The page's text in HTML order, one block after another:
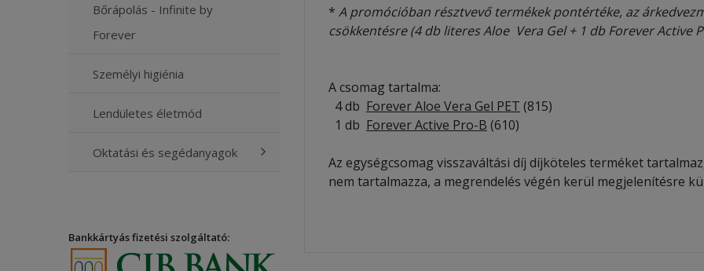
Bőrápolás - Infinite by
Forever
Személyi higiénia
Lendületes életmód
Oktatási és segédanyagok
Bankkártyás fizetési szolgáltató:
* A promócióban résztvevő termékek pontértéke, az
csökkentésre (4 db literes Aloe Vera Gel + 1 db Forever Active
A csomag tartalma:
4 db Forever Aloe Vera Gel PET (815)
1 db Forever Active Pro-B (610)
Az egységcsomag visszaváltási díj díjköteles terméket
nem tartalmazza, a megrendelés végén kerül megjelenítésre